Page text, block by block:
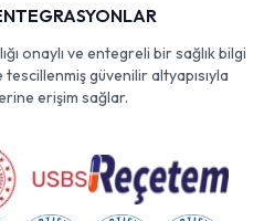
onaylı ve entegreli bir sağlık bilgi
güvenilir altyapısıyla
erişim sağlar.